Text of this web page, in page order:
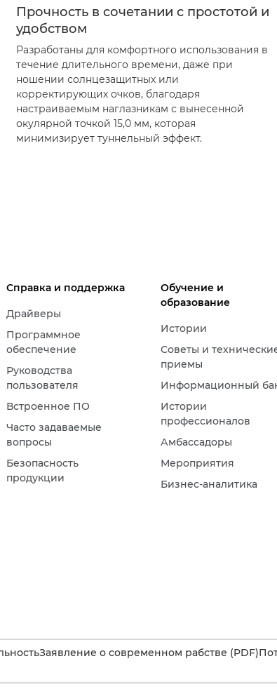
Прочность в сочетании с простотой и
удобством
Разработаны для комфортного использования в
течение длительного времени, даже при
ношении солнцезащитных или
корректирующих очков, благодаря
настраиваемым наглазникам с вынесенной
окулярной точкой 15,0 мм, которая
минимизирует туннельный эффект.
Справка и поддержка
Драйверы
Программное
обеспечение
Руководства
пользователя
Встроенное ПО
Часто задаваемые
вопросы
Безопасность
продукции
Обучение и
образование
Истории
Советы и
приемы
Информационный
Истории
профессионалов
Амбассадоры
Мероприятия
Бизнес-аналитика
Заявление о современном рабстве (PDF)